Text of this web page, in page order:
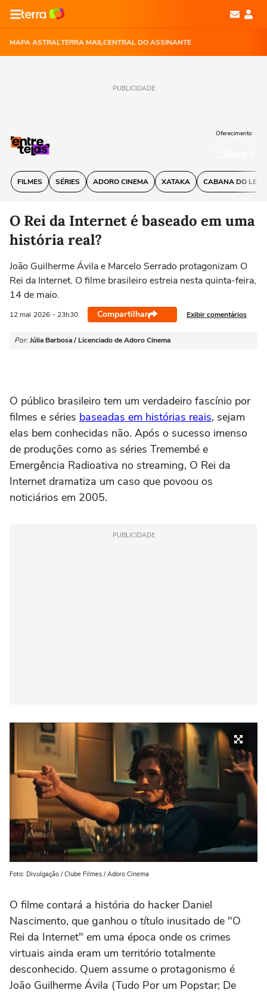
MAPA ASTRALTERRA MAILCENTRAL DO ASSINANTE
PUBLICIDADE
FILMES SÉRIES ADORO CINEMA XATAKA CABANA DO
Oferecimento
O Rei da Internet é baseado em uma
história real?
João Guilherme Ávila e Marcelo Serrado protagonizam O
Rei da Internet. O filme brasileiro estreia nesta quinta-feira,
14 de maio.
12 mai 2026 - 23h30 Compartilhar Exibir comentários
Por: Júlia Barbosa / Licenciado de Adoro Cinema
O público brasileiro tem um verdadeiro fascínio por
filmes e séries baseadas em histórias reais, sejam
elas bem conhecidas não. Após o sucesso imenso
de produções como as séries Tremembé e
Emergência Radioativa no streaming, O Rei da
Internet dramatiza um caso que povoou os
noticiários em 2005.
PUBLICIDADE
Foto: Divulgação / Clube Filmes / Adoro Cinema
O filme contará a história do hacker Daniel
Nascimento, que ganhou o título inusitado de "O
Rei da Internet" em uma época onde os crimes
virtuais ainda eram um território totalmente
desconhecido. Quem assume o protagonismo é
João Guilherme Ávila (Tudo Por um Popstar; De